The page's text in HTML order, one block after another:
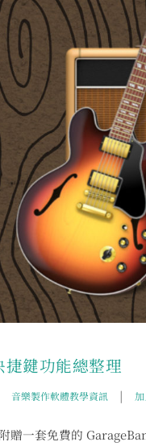
鍵功能總整理
音樂製作軟體教學資訊 |
贈一套免費的